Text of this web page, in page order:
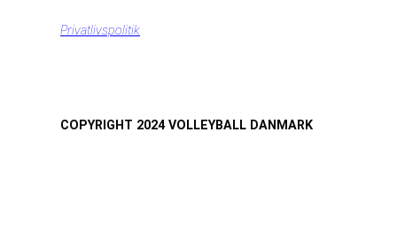
Privatlivspolitik
COPYRIGHT 2024 VOLLEYBALL DANMARK